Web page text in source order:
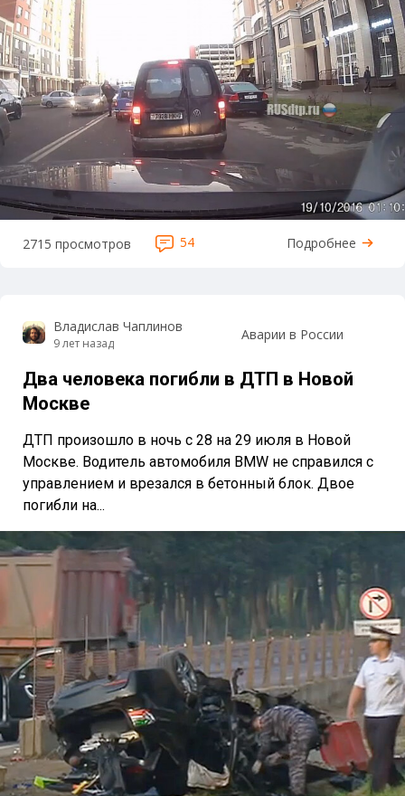
2715 просмотров 54 Подробнее
Владислав Чаплинов
9 лет назад Аварии в России
Два человека погибли в ДТП в Новой
Москве
ДТП произошло в ночь с 28 на 29 июля в Новой
Москве. Водитель автомобиля BMW не справился с
управлением и врезался в бетонный блок. Двое
погибли на...